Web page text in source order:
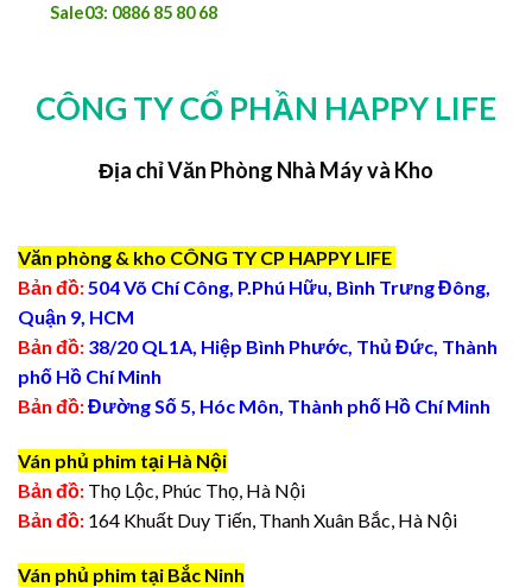
Sale03: 0886 85 80 68
CÔNG TY CỔ PHẦN HAPPY LIFE
Địa chỉ Văn Phòng Nhà Máy và Kho
Văn phòng & kho CÔNG TY CP HAPPY LIFE
Bản đồ:504 Võ Chí Công, P.Phú Hữu, Bình Trưng Đông,
Quận 9, HCM
Bản đồ: 38/20 QL1A, Hiệp Bình Phước, Thủ Đức, Thành
phố Hồ Chí Minh
Bản đồ:Đường Số 5, Hóc Môn, Thành phố Hồ Chí Minh
Ván phủ phim tại Hà Nội
Bản đồ: Thọ Lộc, Phúc Thọ, Hà Nội
Bản đồ: 164 Khuất Duy Tiến, Thanh Xuân Bắc, Hà Nội
Ván phủ phim tại Bắc Ninh